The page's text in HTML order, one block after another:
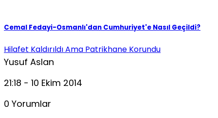
Cemal Fedayi-Osmanlı'dan Cumhuriyet'e Nasıl Geçildi?
Hilafet Kaldırıldı Ama Patrikhane Korundu
Yusuf Aslan
21:18 - 10 Ekim 2014
0 Yorumlar